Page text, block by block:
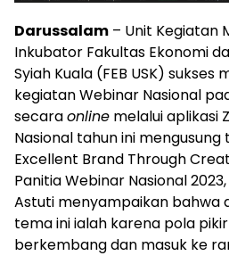
Darussalam – Unit Kegiatan
Inkubator Fakultas Ekonomi
Syiah Kuala (FEB USK) sukses
kegiatan Webinar Nasional
secaraonline melalui aplikasi
Nasional tahun ini
Excellent Brand Through
Panitia Webinar Nasional
Astuti menyampaikan bahwa
tema ini ialah karena pola
berkembang dan masuk ke